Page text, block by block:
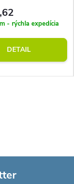
- rýchla expedícia
DETAIL